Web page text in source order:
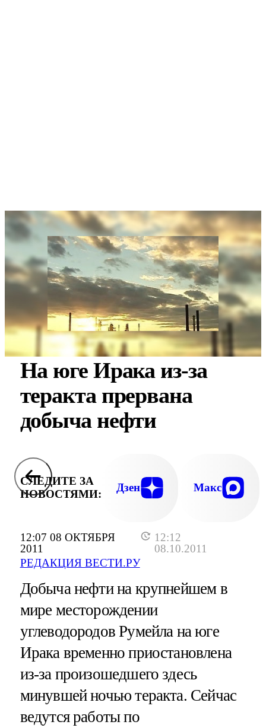
12:07 08 ОКТЯБРЯ
2011
12:12
08.10.2011
РЕДАКЦИЯ ВЕСТИ.РУ
На юге Ирака из-за
теракта прервана
добыча нефти
СЛЕДИТЕ ЗА
НОВОСТЯМИ:
Дзен Макс
Добыча нефти на крупнейшем в
мире месторождении
углеводородов Румейла на юге
Ирака временно приостановлена
из-за произошедшего здесь
минувшей ночью теракта. Сейчас
ведутся работы по